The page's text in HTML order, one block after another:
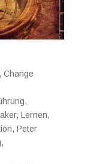
, Change
,
, Lernen,
, Peter
,